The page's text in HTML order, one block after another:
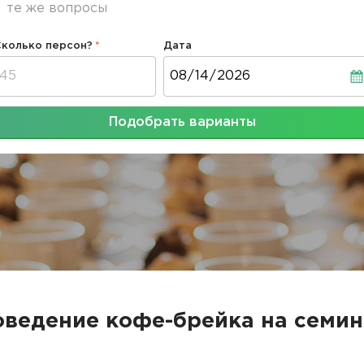
те же вопросы
персон? Дата
Подобрать варианты
кофе-брейка на